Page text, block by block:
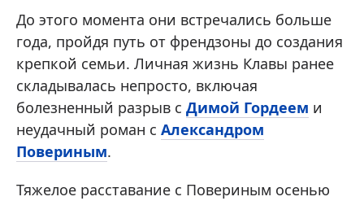
До этого момента они встречались больше
года, пройдя путь от френдзоны до создания
крепкой семьи. Личная жизнь Клавы ранее
складывалась непросто, включая
болезненный разрыв с Димой Гордеем и
неудачный роман с Александром
Повериным.
Тяжелое расставание с Повериным осенью